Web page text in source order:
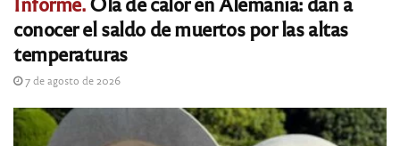
conocer el saldo de muertos por las altas
temperaturas
7 de agosto de 2026